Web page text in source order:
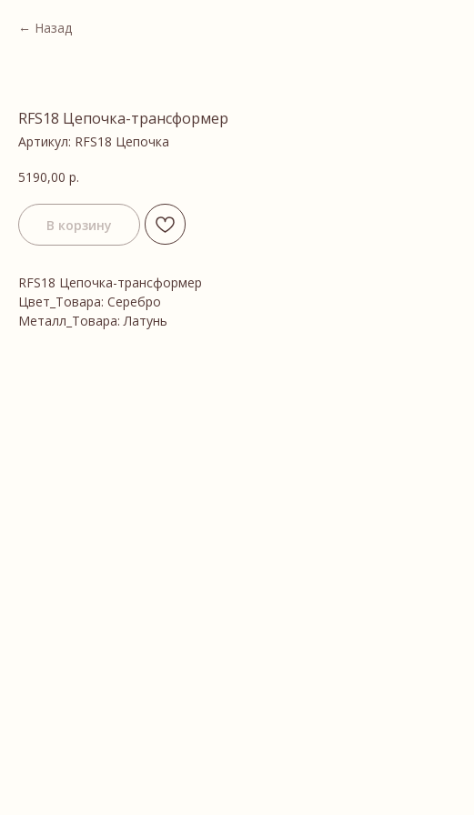
Назад
RFS18 Цепочка-трансформер
Артикул: RFS18 Цепочка
5190,00 р.
В корзину
RFS18 Цепочка-трансформер
Цвет_Товара: Серебро
Металл_Товара: Латунь